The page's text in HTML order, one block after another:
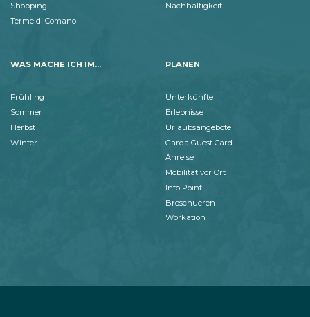
Shopping
Terme di Comano
Nachhaltigkeit
WAS MACHE ICH IM...
Frühling
Sommer
Herbst
Winter
PLANEN
Unterkünfte
Erlebnisse
Urlaubsangebote
Garda Guest Card
Anreise
Mobilität vor Ort
Info Point
Broschueren
Workation